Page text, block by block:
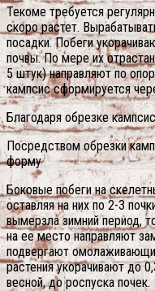
Текоме требуется
скоро растет.
посадки. Побеги
почвы. По мере их
5 штук) направляют по
кампсис сформируется
Благодаря обрезке
Посредством обрезки
форму
Боковые побеги на
оставляя на них по 2-3
вымерзла зимний период,
на ее место направляют
подвергают
растения укорачивают до
весной, до роспуска почек.